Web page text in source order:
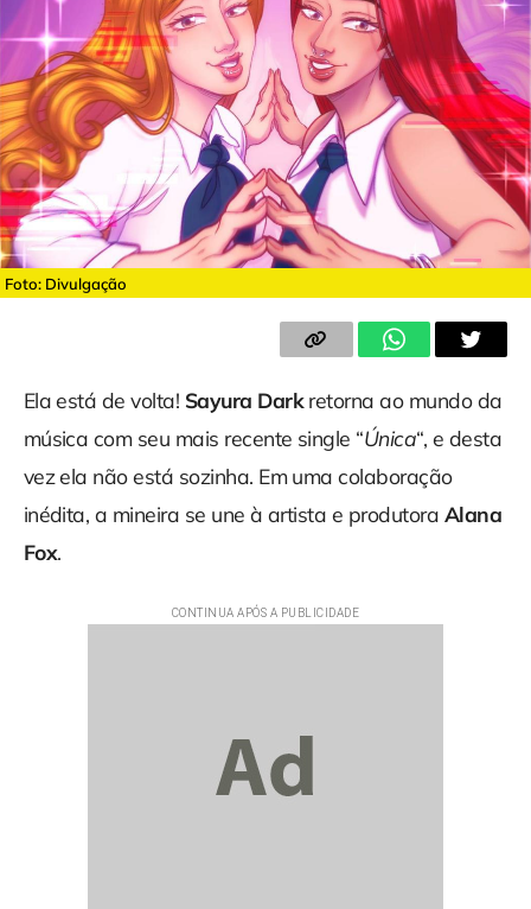
Foto: Divulgação
Ela está de volta! Sayura Darkretorna ao mundo da
música com seu mais recente single “Única“, e desta
vez ela não está sozinha. Em uma colaboração
inédita, a mineira se une à artista e produtora Alana
Fox.